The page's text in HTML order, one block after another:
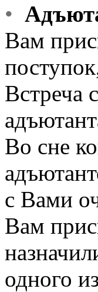
•
Вам
Встреча
Во сне
с Вами
Вам
одного